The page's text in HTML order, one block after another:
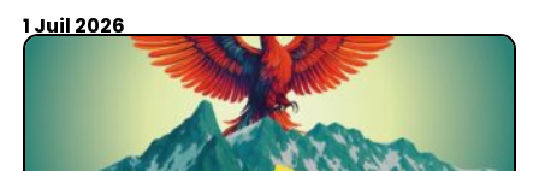
1 Juil 2026